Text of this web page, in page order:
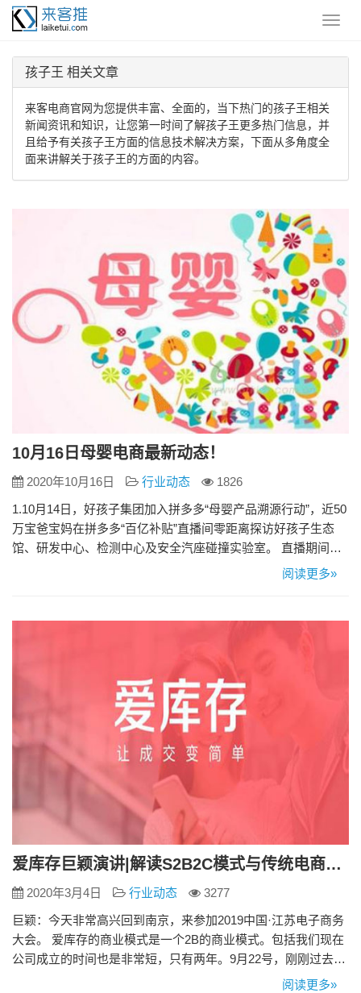
孩子王 相关文章
来客电商官网为您提供丰富、全面的，当下热门的孩子王相关
新闻资讯和知识，让您第一时间了解孩子王更多热门信息，并
且给予有关孩子王方面的信息技术解决方案，下面从多角度全
面来讲解关于孩子王的方面的内容。
10月16日母婴电商最新动态！
2020年10月16日 行业动态
1826
1.10月14日，好孩子集团加入拼多多“母婴产品溯源行动”，近50
万宝爸宝妈在拼多多“百亿补贴”直播间零距离探访好孩子生态
馆、研发中心、检测中心及安全汽座碰撞实验室。 直播期间，
好孩子近30款明星产品如“带娃神器”婴儿推车、“人气王”儿童安
家第三方投诉平台遭遇自家“店主”投诉…
阅读更多»
爱库存巨颖演讲|解读S2B2C模式与传统电商的区别
2020年3月4日 行业动态
3277
巨颖：今天非常高兴回到南京，来参加2019中国·江苏电子商务
大会。 爱库存的商业模式是一个2B的商业模式。包括我们现在
公司成立的时间也是非常短，只有两年。9月22号，刚刚过去的
这一周，是我们两周年庆。在两周年庆的过程中，我也深刻地
阅读更多»